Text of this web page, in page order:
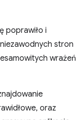
poprawiło i
stron
wrażeń
oraz